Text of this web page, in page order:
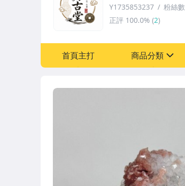
Y1735853237 粉絲數
正評 100.0% (2)
首頁主打 商品分類